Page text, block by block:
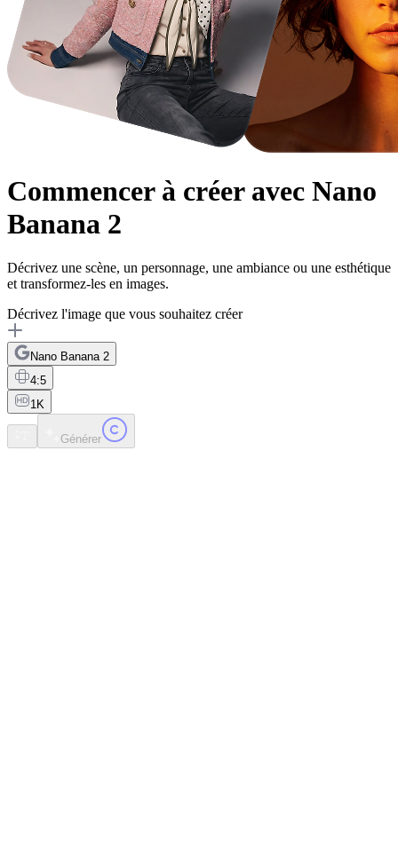
Commencer à créer avec Nano
Banana 2
Décrivez une scène, un personnage, une ambiance ou une esthétique
et transformez-les en images.
Décrivez l'image que vous souhaitez créer
Nano Banana 2
4:5
1K
Générer